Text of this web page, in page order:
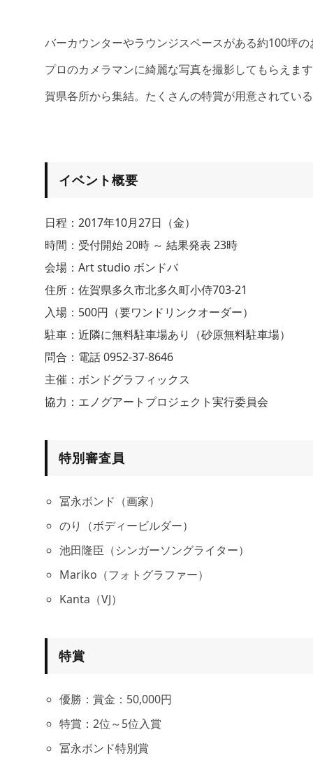
バーカウンターやラウンジスペースがある約100坪
プロのカメラマンに綺麗な写真を撮影してもらえま
賀県各所から集結。たくさんの特賞が用意されてい
イベント概要
日程：2017年10月27日（金）
時間：受付開始 20時 ～ 結果発表 23時
会場：Art studio ボンドバ
住所：佐賀県多久市北多久町小侍703-21
入場：500円（要ワンドリンクオーダー）
駐車：近隣に無料駐車場あり（砂原無料駐車場）
問合：電話 0952-37-8646
主催：ボンドグラフィックス
協力：エノグアートプロジェクト実行委員会
特別審査員
冨永ボンド（画家）
のり（ボディービルダー）
池田隆臣（シンガーソングライター）
Mariko（フォトグラファー）
Kanta（VJ）
特賞
優勝：賞金：50,000円
特賞：2位～5位入賞
冨永ボンド特別賞